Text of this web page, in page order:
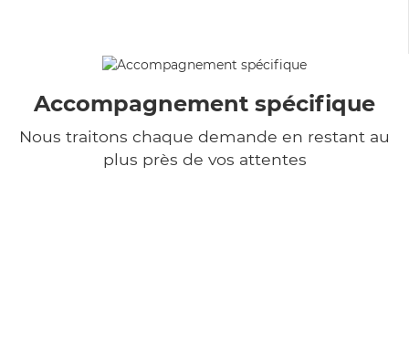
Accompagnement spécifique
Nous traitons chaque demande en restant au
plus près de vos attentes